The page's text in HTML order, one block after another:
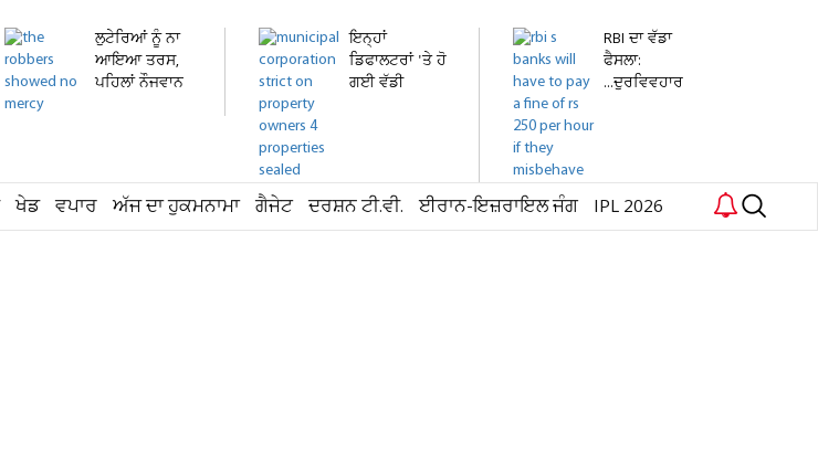
ਲੁਟੇਰਿਆਂ ਨੂੰ ਨਾ
ਆਇਆ ਤਰਸ,
ਪਹਿਲਾਂ ਨੌਜਵਾਨ
ਇਨ੍ਹਾਂ
ਡਿਫਾਲਟਰਾਂ 'ਤੇ ਹੋ
ਗਈ ਵੱਡੀ
RBI ਦਾ ਵੱਡਾ
ਫੈਸਲਾ:
...ਦੁਰਵਿਵਹਾਰ
ਖੇਡ ਵਪਾਰ ਅੱਜ ਦਾ ਹੁਕਮਨਾਮਾ ਗੈਜੇਟ ਦਰਸ਼ਨ ਟੀ.ਵੀ. ਈਰਾਨ-ਇਜ਼ਰਾਇਲ ਜੰਗ IPL 2026